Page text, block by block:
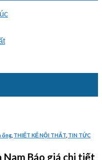
ống THIẾT KẾ NỘI THẤT TIN TỨC
Báo giá chi tiết